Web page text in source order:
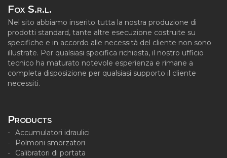
Fox S.r.l.
Nel sito abbiamo inserito tutta la nostra produzione di
prodotti standard, tante altre esecuzione costruite su
specifiche e in accordo alle necessità del cliente non sono
illustrate. Per qualsiasi specifica richiesta, il nostro ufficio
tecnico ha maturato notevole esperienza e rimane a
completa disposizione per qualsiasi supporto il cliente
necessiti.
Products
Accumulatori idraulici
Polmoni smorzatori
Calibratori di portata